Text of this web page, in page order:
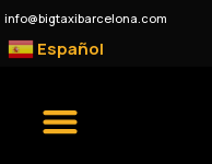
info@bigtaxibarcelona.com
Español